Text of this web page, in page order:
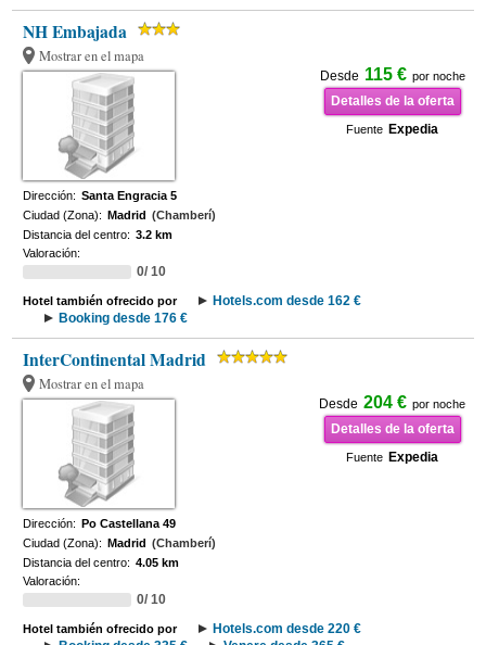
NH Embajada
Mostrar en el mapa
Desde 115 € por noche
Detalles de la oferta
Fuente Expedia
Dirección: Santa Engracia 5
Ciudad (Zona): Madrid (Chamberí)
Distancia del centro: 3.2 km
Valoración:
0/ 10
Hotel también ofrecido por
Hotels.com desde 162 €
Booking desde 176 €
InterContinental Madrid
Mostrar en el mapa
Desde 204 € por noche
Detalles de la oferta
Fuente Expedia
Dirección: Po Castellana 49
Ciudad (Zona): Madrid (Chamberí)
Distancia del centro: 4.05 km
Valoración:
0/ 10
Hotel también ofrecido por
Hotels.com desde 220 €